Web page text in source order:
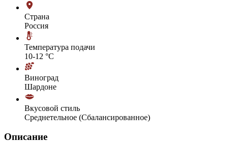
Страна
Россия
Температура подачи
10-12 °С
Виноград
Шардоне
Вкусовой стиль
Среднетельное (Сбалансированное)
Описание